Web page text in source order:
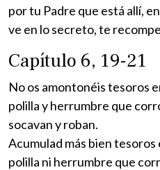
por tu Padre que está allí,
ve en lo secreto, te
Capítulo 6, 19-21
No os amontonéis tesoros
polilla y herrumbre que
socavan y roban.
Acumulad más bien tesoros
polilla ni herrumbre que